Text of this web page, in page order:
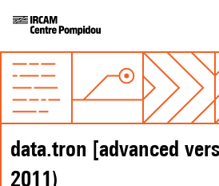
data.tron [advanced
2011)